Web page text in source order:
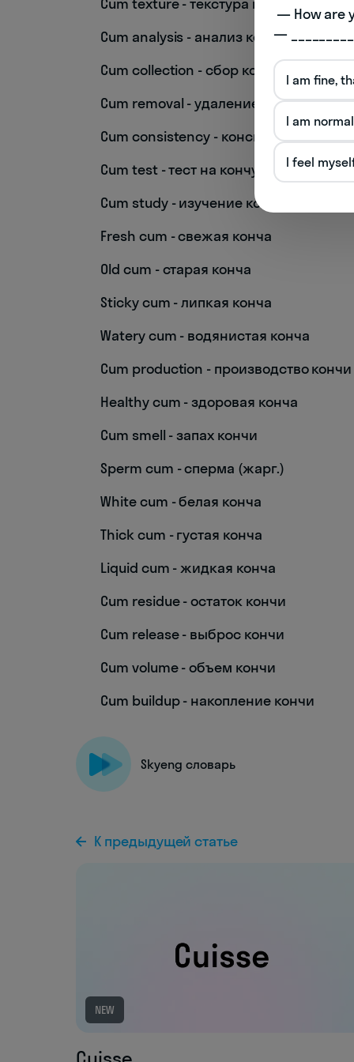
Cum analysis - анализ кончи
Cum collection - сбор кончи
Cum removal - удаление кончи
Cum consistency - консистенция
Cum test - тест на кончу
Cum study - изучение кончи
Fresh cum - свежая конча
Old cum - старая конча
Sticky cum - липкая конча
Watery cum - водянистая конча
Cum production - производство кончи
Healthy cum - здоровая конча
Cum smell - запах кончи
Sperm cum - сперма (жарг.)
White cum - белая конча
Thick cum - густая конча
Liquid cum - жидкая конча
Cum residue - остаток кончи
Cum release - выброс кончи
Cum volume - объем кончи
Cum buildup - накопление кончи
Skyeng словарь
К предыдущей статье
NEW
— _________
I am fine,
I am
I feel